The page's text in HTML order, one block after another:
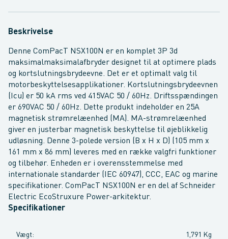
Beskrivelse
Denne ComPacT NSX100N er en komplet 3P 3d
maksimalmaksimalafbryder designet til at optimere plads
og kortslutningsbrydeevne. Det er et optimalt valg til
motorbeskyttelsesapplikationer. Kortslutningsbrydeevnen
(Icu) er 50 kA rms ved 415VAC 50 / 60Hz. Driftsspændingen
er 690VAC 50 / 60Hz. Dette produkt indeholder en 25A
magnetisk strømrelæenhed (MA). MA-strømrelæenhed
giver en justerbar magnetisk beskyttelse til øjeblikkelig
udløsning. Denne 3-polede version (B x H x D) (105 mm x
161 mm x 86 mm) leveres med en række valgfri funktioner
og tilbehør. Enheden er i overensstemmelse med
internationale standarder (IEC 60947), CCC, EAC og marine
specifikationer. ComPacT NSX100N er en del af Schneider
Electric EcoStruxure Power-arkitektur.
Specifikationer
Vægt: 1,791 Kg